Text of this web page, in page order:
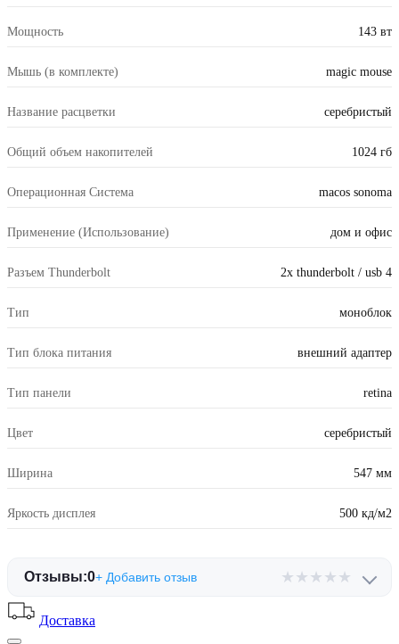
Мощность 143 вт
Мышь (в комплекте) magic mouse
Название расцветки серебристый
Общий объем накопителей 1024 гб
Операционная Система macos sonoma
Применение (Использование) дом и офис
Разъем Thunderbolt 2x thunderbolt / usb 4
Тип моноблок
Тип блока питания внешний адаптер
Тип панели retina
Цвет серебристый
Ширина 547 мм
Яркость дисплея 500 кд/м2
Отзывы:0+ Добавить отзыв ★ ★ ★ ★ ★
Доставка